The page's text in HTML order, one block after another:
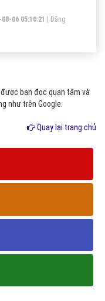
dùng tiềm năng.
06 05:10:21
Đăng
được bạn đọc quan tâm và
như trên Google.
Quay lại trang chủ